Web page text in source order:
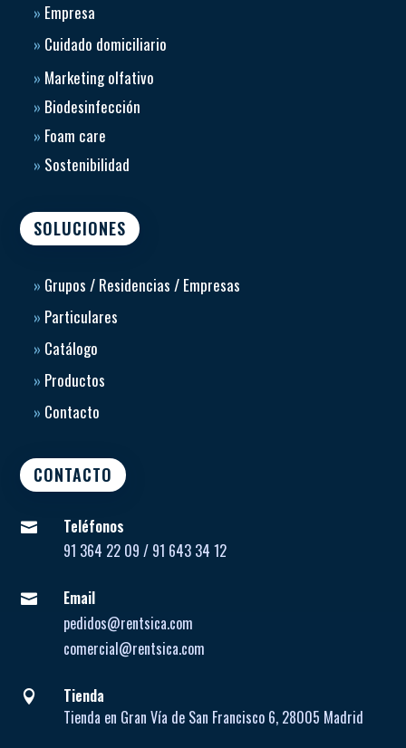
» Empresa
» Cuidado domiciliario
» Marketing olfativo
» Biodesinfección
» Foam care
» Sostenibilidad
SOLUCIONES
» Grupos / Residencias / Empresas
» Particulares
» Catálogo
» Productos
» Contacto
CONTACTO

Teléfonos
91 364 22 09 / 91 643 34 12

Email
pedidos@rentsica.com
comercial@rentsica.com

Tienda
Tienda en Gran Vía de San Francisco 6, 28005 Madrid